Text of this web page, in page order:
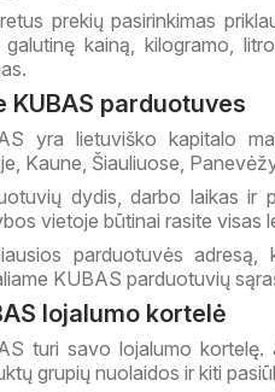
prekių pasirinkimas
kainą, kilogramo,
KUBAS parduotuves
yra lietuviško kapitalo
Kaune, Šiauliuose,
dydis, darbo laikas ir
vietoje būtinai rasite visas
parduotuvės
KUBAS parduotuvių
lojalumo kortelė
turi savo lojalumo
grupių nuolaidos ir kiti